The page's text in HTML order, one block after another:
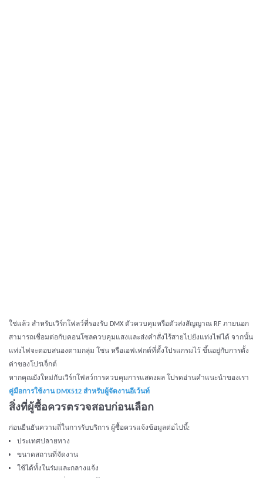
ใช่แล้ว สำหรับเวิร์กโฟลว์ที่รองรับ DMX ตัวควบคุมหรือตัวส่งสัญญาณ RF ภายนอก
สามารถเชื่อมต่อกับคอนโซลควบคุมแสงและส่งคำสั่งไร้สายไปยังแท่งไฟได้ จากนั้น
แท่งไฟจะตอบสนองตามกลุ่ม โซน หรือเอฟเฟกต์ที่ตั้งโปรแกรมไว้ ขึ้นอยู่กับการตั้ง
ค่าของโปรเจ็กต์
หากคุณยังใหม่กับเวิร์กโฟลว์การควบคุมการแสดงผล โปรดอ่านคำแนะนำของเรา
คู่มือการใช้งาน DMX512 สำหรับผู้จัดงานอีเว้นท์
สิ่งที่ผู้ซื้อควรตรวจสอบก่อนเลือก
ก่อนยืนยันความถี่ในการรับบริการ ผู้ซื้อควรแจ้งข้อมูลต่อไปนี้:
ประเทศปลายทาง
ขนาดสถานที่จัดงาน
ใช้ได้ทั้งในร่มและกลางแจ้ง